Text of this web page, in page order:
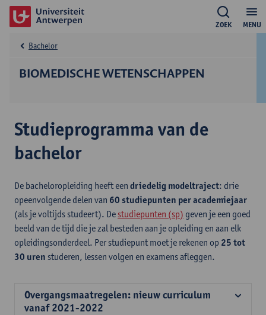
MENU
ZOEK
BIOMEDISCHE WETENSCHAPPEN
Bachelor
Studieprogramma van de
bachelor
De bacheloropleiding heeft een driedelig modeltraject: drie
opeenvolgende delen van 60 studiepunten per academiejaar
(als je voltijds studeert). De studiepunten (sp) geven je een goed
beeld van de tijd die je zal besteden aan je opleiding en aan elk
opleidingsonderdeel. Per studiepunt moet je rekenen op 25 tot
30 uren studeren, lessen volgen en examens afleggen.
Overgangsmaatregelen: nieuw curriculum
vanaf 2021-2022